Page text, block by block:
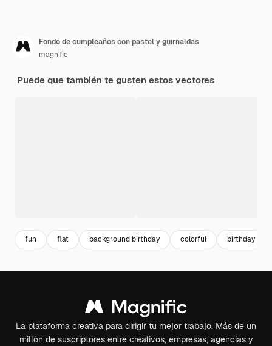
Fondo de cumpleaños con pastel y guirnaldas
magnific
Puede que también te gusten estos vectores
fun flat background birthday colorful birthday
La plataforma creativa para dirigir tu mejor trabajo. Más de un
millón de suscriptores entre creativos, empresas, agencias y